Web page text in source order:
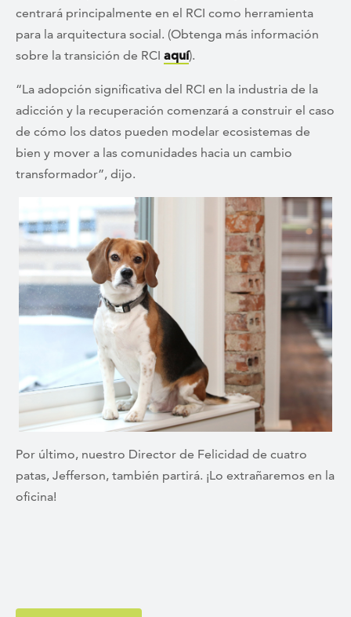
centrará principalmente en el RCI como herramienta
para la arquitectura social. (Obtenga más información
sobre la transición de RCI aquí).
“La adopción significativa del RCI en la industria de la
adicción y la recuperación comenzará a construir el caso
de cómo los datos pueden modelar ecosistemas de
bien y mover a las comunidades hacia un cambio
transformador”, dijo.
Por último, nuestro Director de Felicidad de cuatro
patas, Jefferson, también partirá. ¡Lo extrañaremos en la
oficina!